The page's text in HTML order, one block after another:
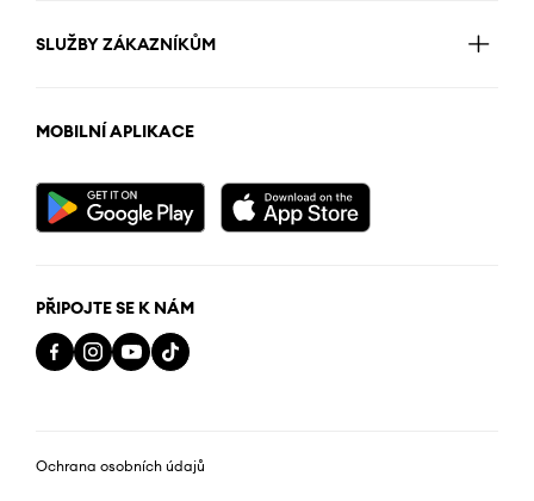
SLUŽBY ZÁKAZNÍKŮM
MOBILNÍ APLIKACE
PŘIPOJTE SE K NÁM
Ochrana osobních údajů